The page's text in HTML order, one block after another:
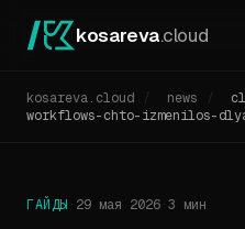
kosareva.cloud
kosareva.cloud / news /
workflows-chto-izmenilos-
ГАЙДЫ 29 мая 2026 3 мин